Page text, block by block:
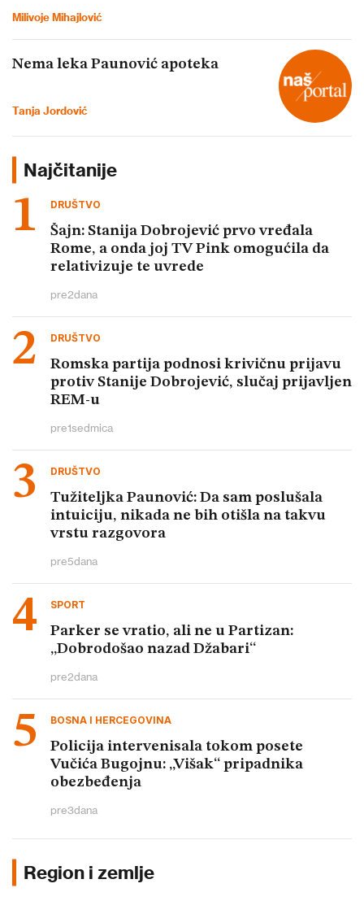
Milivoje Mihajlović
Nema leka Paunović apoteka
Tanja Jordović
Najčitanije
DRUŠTVO
Šajn: Stanija Dobrojević prvo vređala
Rome, a onda joj TV Pink omogućila da
relativizuje te uvrede
pre2dana
DRUŠTVO
Romska partija podnosi krivičnu prijavu
protiv Stanije Dobrojević, slučaj prijavljen
REM-u
pre1sedmica
DRUŠTVO
Tužiteljka Paunović: Da sam poslušala
intuiciju, nikada ne bih otišla na takvu
vrstu razgovora
pre5dana
SPORT
Parker se vratio, ali ne u Partizan:
„Dobrodošao nazad Džabari“
pre2dana
BOSNA I HERCEGOVINA
Policija intervenisala tokom posete
Vučića Bugojnu: „Višak“ pripadnika
obezbeđenja
pre3dana
Region i zemlje